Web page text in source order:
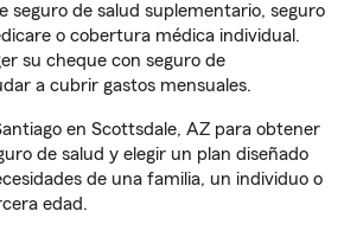
seguro de salud suplementario, seguro
o cobertura médica individual.
su cheque con seguro de
a cubrir gastos mensuales.
en Scottsdale, AZ para obtener
de salud y elegir un plan diseñado
de una familia, un individuo o
edad.